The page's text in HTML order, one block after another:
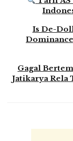
Is De-
Gagal
Jatikarya Rela